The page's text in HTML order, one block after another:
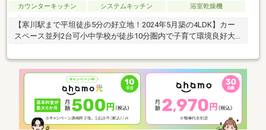
カウンターキッチン
システムキッチン 浴室乾燥機
【寒川駅まで平坦徒歩5分の好立地！2024年5月築の4LDK】カー
スペース並列2台可小中学校が徒歩10分圏内で子育て環境良好大